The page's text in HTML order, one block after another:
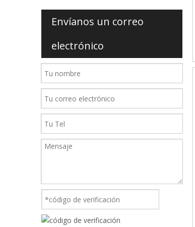
Envíanos un correo
electrónico